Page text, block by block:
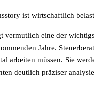
ist wirtschaftlich
vermutlich eine der
Jahre.
arbeiten müssen. Sie
deutlich präziser